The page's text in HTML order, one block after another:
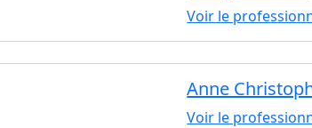
Voir le
Anne
Voir le